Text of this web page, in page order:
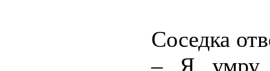
Соседка
– Я умру,